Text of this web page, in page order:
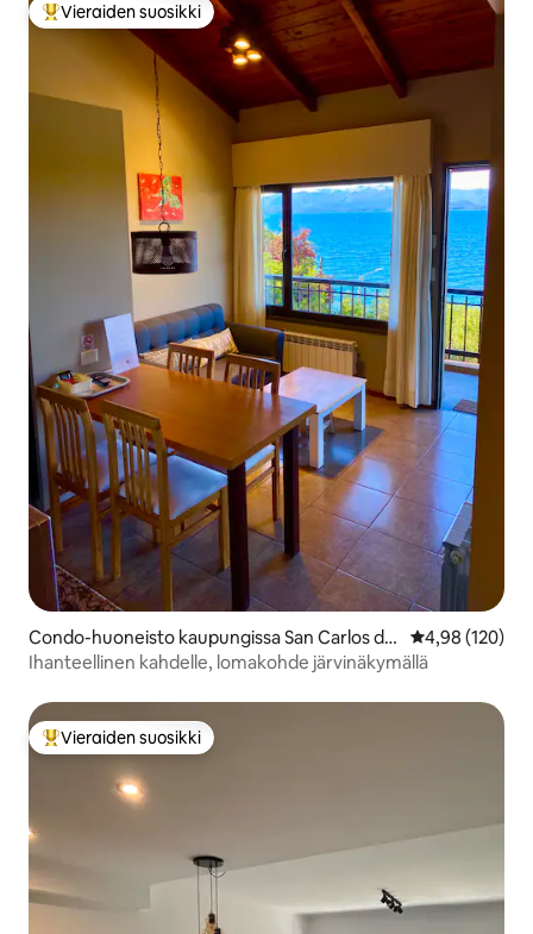
Vieraiden suosikkien parhaimmistoa
Vieraiden suosikki
Condo-huoneisto kaupungissa San Carlos de
Bariloche
4,98 (120)
Ihanteellinen kahdelle, lomakohde järvinäkymällä
Vieraiden suosikkien parhaimmistoa
Vieraiden suosikki